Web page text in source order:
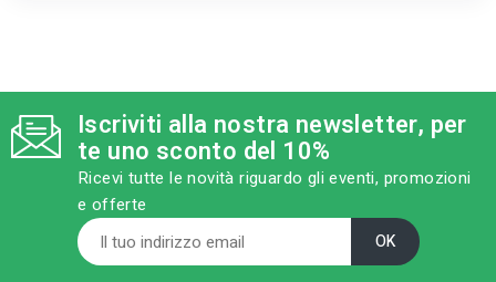
category
MODELLO
mm 5 cf 250 pz
sell
CATEGORIA PRODOTTO
Distanziatori,giunti,pro
fili per pavim.
Disponibile in negozio
Iscriviti alla nostra newsletter, per
te uno sconto del 10%
Ricevi tutte le novità riguardo gli eventi, promozioni
e offerte